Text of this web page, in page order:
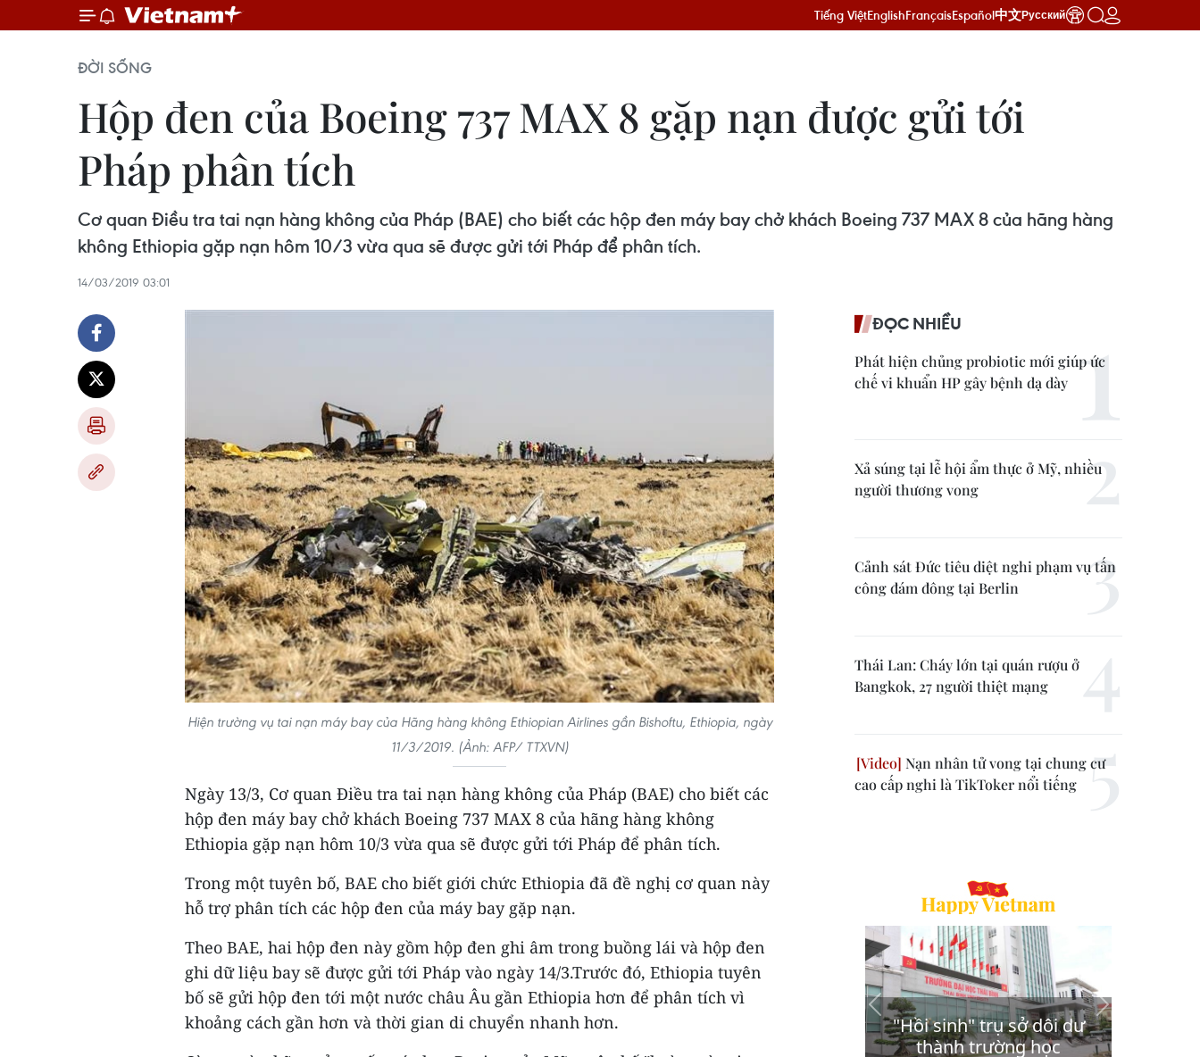
Tiếng ViệtEnglishFrançaisEspañol中文Русский
ĐỜI SỐNG
Hộp đen của Boeing 737 MAX 8 gặp nạn được gửi tới
Pháp phân tích
Cơ quan Điều tra tai nạn hàng không của Pháp (BAE) cho biết các hộp đen máy bay chở khách Boeing 737 MAX 8 của hãng hàng
không Ethiopia gặp nạn hôm 10/3 vừa qua sẽ được gửi tới Pháp để phân tích.
14/03/2019 03:01
Hiện trường vụ tai nạn máy bay của Hãng hàng không Ethiopian Airlines gần Bishoftu, Ethiopia, ngày
11/3/2019. (Ảnh: AFP/ TTXVN)
Ngày 13/3, Cơ quan Điều tra tai nạn hàng không của Pháp (BAE) cho biết các
hộp đen máy bay chở khách Boeing 737 MAX 8 của hãng hàng không
Ethiopia gặp nạn hôm 10/3 vừa qua sẽ được gửi tới Pháp để phân tích.
Trong một tuyên bố, BAE cho biết giới chức Ethiopia đã đề nghị cơ quan này
hỗ trợ phân tích các hộp đen của máy bay gặp nạn.
Theo BAE, hai hộp đen này gồm hộp đen ghi âm trong buồng lái và hộp đen
ghi dữ liệu bay sẽ được gửi tới Pháp vào ngày 14/3.Trước đó, Ethiopia tuyên
bố sẽ gửi hộp đen tới một nước châu Âu gần Ethiopia hơn để phân tích vì
khoảng cách gần hơn và thời gian di chuyển nhanh hơn.
ĐỌC NHIỀU
Phát hiện chủng probiotic mới giúp ức
chế vi khuẩn HP gây bệnh dạ dày
Xả súng tại lễ hội ẩm thực ở Mỹ, nhiều
người thương vong
Cảnh sát Đức tiêu diệt nghi phạm vụ tấn
công đám đông tại Berlin
Thái Lan: Cháy lớn tại quán rượu ở
Bangkok, 27 người thiệt mạng
Nạn nhân tử vong tại chung cư
cao cấp nghi là TikToker nổi tiếng